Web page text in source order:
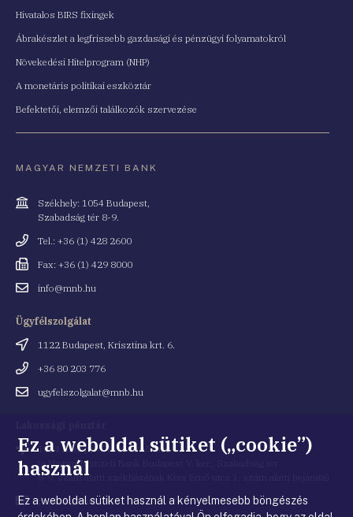
Hivatalos BIRS fixingek
Ábrakészlet a legfrissebb gazdasági és pénzügyi folyamatokról
Növekedési Hitelprogram (NHP)
A monetáris politikai eszköztár
Befektetői, elemzői találkozók szervezése
MAGYAR NEMZETI BANK
Cím
Székhely: 1054 Budapest,
Szabadság tér 8-9.
Telefonszám
Tel.: +36 (1) 428 2600
Fax
Fax: +36 (1) 429 8000
Emailinfo@mnb.hu
Ügyfélszolgálat
Cím
1122 Budapest, Krisztina krt. 6.
Telefonszám
+36 80 203 776
Emailugyfelszolgalat@mnb.hu
Cím 1054 Budapest, Kiss Ernő utca 1.
(a Magyar Nemzeti Bank Budapest V. ker., Szabadság tér
8-9. szám alatti székházának Kiss Ernő utca 1. szám alatti bejárata)
Email
cím
penztar@mnb.hu
Ez a weboldal sütiket („cookie”)
használ
Ez a weboldal sütiket használ a kényelmesebb böngészés